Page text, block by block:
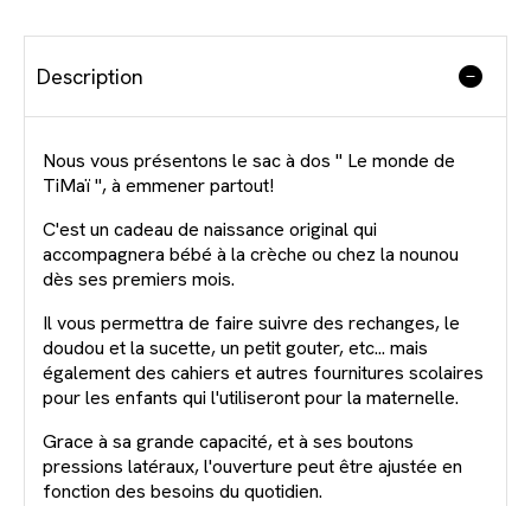
Description
Nous vous présentons le sac à dos " Le monde de
TiMaï ", à emmener partout!
C'est un cadeau de naissance original qui
accompagnera bébé à la crèche ou chez la nounou
dès ses premiers mois.
Il vous permettra de faire suivre des rechanges, le
doudou et la sucette, un petit gouter, etc... mais
également des cahiers et autres fournitures scolaires
pour les enfants qui l'utiliseront pour la maternelle.
Grace à sa grande capacité, et à ses boutons
pressions latéraux, l'ouverture peut être ajustée en
fonction des besoins du quotidien.